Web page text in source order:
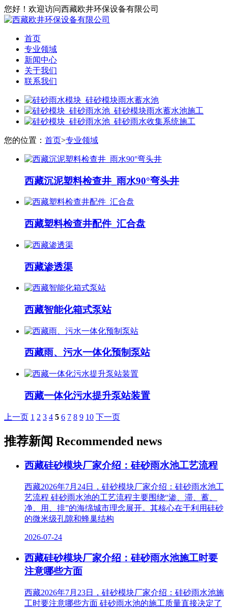
您好！欢迎访问西藏欧井环保设备有限公司
首页
专业领域
新闻中心
关于我们
联系我们
您的位置： 首页>专业领域
西藏沉泥塑料检查井_雨水90°弯头井
西藏塑料检查井配件_汇合盘
西藏渗透渠
西藏智能化箱式泵站
西藏雨、污水一体化预制泵站
西藏一体化污水提升泵站装置
上一页 1 2 3 4 5 6 7 8 9 10 下一页
推荐新闻 Recommended news
西藏硅砂模块厂家介绍：硅砂雨水池工艺流程
西藏2026年7月24日，硅砂模块厂家介绍：硅砂雨水池工
艺流程 硅砂雨水池的工艺流程主要围绕“渗、滞、蓄、
净、用、排”的海绵城市理念展开。其核心在于利用硅砂
的微米级孔隙和蜂巢结构
2026-07-24
西藏硅砂模块厂家介绍：硅砂雨水池施工时要
注意哪些方面
西藏2026年7月23日，硅砂模块厂家介绍：硅砂雨水池施
工时要注意哪些方面 硅砂雨水池的施工质量直接决定了